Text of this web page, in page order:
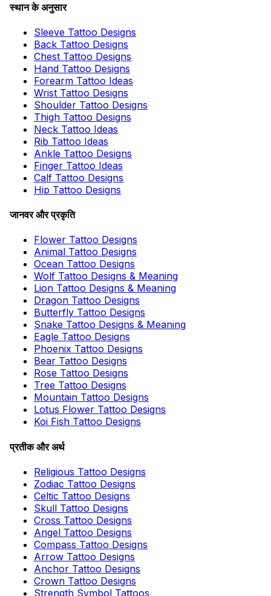
स्थान के अनुसार
Sleeve Tattoo Designs
Back Tattoo Designs
Chest Tattoo Designs
Hand Tattoo Designs
Forearm Tattoo Ideas
Wrist Tattoo Designs
Shoulder Tattoo Designs
Thigh Tattoo Designs
Neck Tattoo Ideas
Rib Tattoo Ideas
Ankle Tattoo Designs
Finger Tattoo Ideas
Calf Tattoo Designs
Hip Tattoo Designs
जानवर और प्रकृति
Flower Tattoo Designs
Animal Tattoo Designs
Ocean Tattoo Designs
Wolf Tattoo Designs & Meaning
Lion Tattoo Designs & Meaning
Dragon Tattoo Designs
Butterfly Tattoo Designs
Snake Tattoo Designs & Meaning
Eagle Tattoo Designs
Phoenix Tattoo Designs
Bear Tattoo Designs
Rose Tattoo Designs
Tree Tattoo Designs
Mountain Tattoo Designs
Lotus Flower Tattoo Designs
Koi Fish Tattoo Designs
प्रतीक और अर्थ
Religious Tattoo Designs
Zodiac Tattoo Designs
Celtic Tattoo Designs
Skull Tattoo Designs
Cross Tattoo Designs
Angel Tattoo Designs
Compass Tattoo Designs
Arrow Tattoo Designs
Anchor Tattoo Designs
Crown Tattoo Designs
Strength Symbol Tattoos